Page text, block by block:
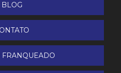
BLOG
FRANQUEADO